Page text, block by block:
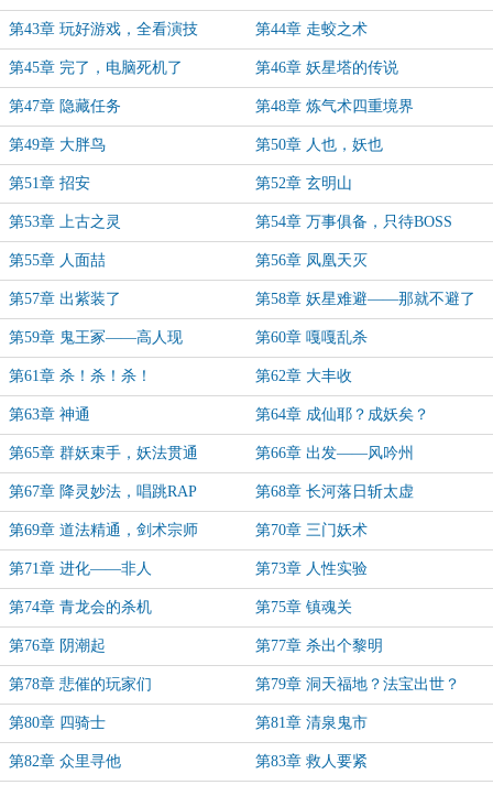
第43章 玩好游戏，全看演技 第44章 走蛟之术
第45章 完了，电脑死机了 第46章 妖星塔的传说
第47章 隐藏任务 第48章 炼气术四重境界
第49章 大胖鸟 第50章 人也，妖也
第51章 招安 第52章 玄明山
第53章 上古之灵 第54章 万事俱备，只待BOSS
第55章 人面喆 第56章 凤凰天灭
第57章 出紫装了 第58章 妖星难避——那就不避了
第59章 鬼王冢——高人现 第60章 嘎嘎乱杀
第61章 杀！杀！杀！ 第62章 大丰收
第63章 神通 第64章 成仙耶？成妖矣？
第65章 群妖束手，妖法贯通 第66章 出发——风吟州
第67章 降灵妙法，唱跳RAP 第68章 长河落日斩太虚
第69章 道法精通，剑术宗师 第70章 三门妖术
第71章 进化——非人 第73章 人性实验
第74章 青龙会的杀机 第75章 镇魂关
第76章 阴潮起 第77章 杀出个黎明
第78章 悲催的玩家们 第79章 洞天福地？法宝出世？
第80章 四骑士 第81章 清泉鬼市
第82章 众里寻他 第83章 救人要紧